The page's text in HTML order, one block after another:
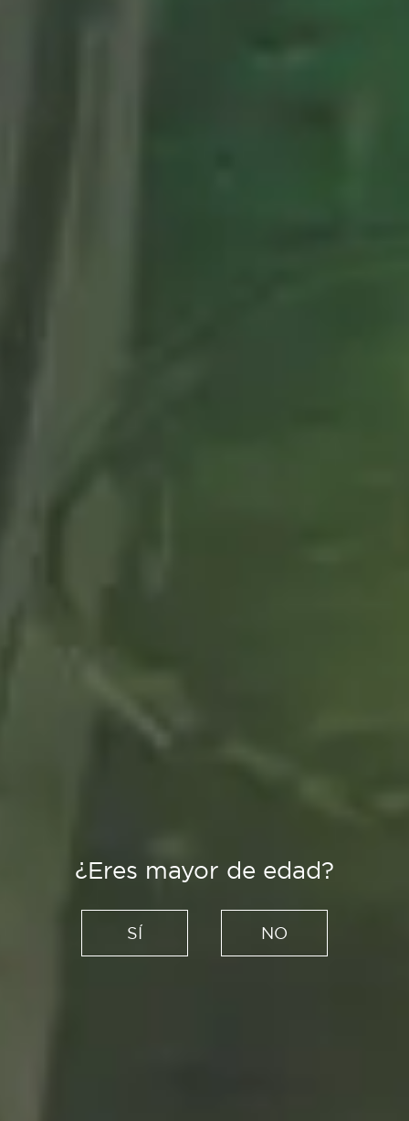
¿Eres mayor de edad?
SÍ NO
Creadores
Grey Clay Studio: moda que
mima cada detalle